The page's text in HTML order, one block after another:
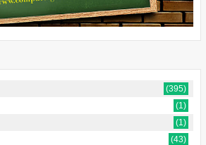
(395)
(1)
(1)
(43)